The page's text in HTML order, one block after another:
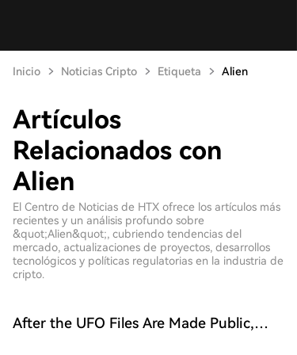
Inicio Noticias Cripto Etiqueta Alien
Artículos
Relacionados con
Alien
El Centro de Noticias de HTX ofrece los artículos más
recientes y un análisis profundo sobre
&quot;Alien&quot;, cubriendo tendencias del
mercado, actualizaciones de proyectos, desarrollos
tecnológicos y políticas regulatorias en la industria de
cripto.
After the UFO Files Are Made Public,